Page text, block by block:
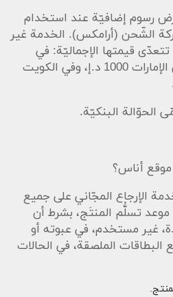
رسوم إضافيّة عند استخدام
الشّحن (أرامكس). الخدمة غير
قيمتها الإجماليّة: في
السّعوديّة 1000 ر.س، وفي الإمارات 1000 د.إ، وفي الكويت
موقع أناس؟
الإرجاع المجّاني على جميع
7 أيّام من موعد تسلُّم المنتَج، بشرط أن
غير مستخدم، في عبوته أو
البطاقات الملصقة، في الحالات